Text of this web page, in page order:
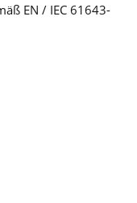
EN / IEC 61643-